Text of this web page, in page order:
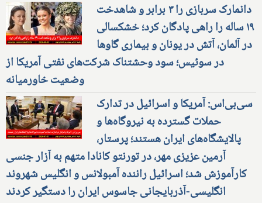
دانمارک سربازی را ۳ برابر و شاهدخت
۱۹ ساله را راهی پادگان کرد؛ خشکسالی
در آلمان، آتش در یونان و بیماری گاوها
در سوئیس؛ سود وحشتناک شرکت‌های نفتی آمریکا از
وضعیت خاورمیانه
سی‌بی‌اس: آمریکا و اسرائیل در تدارک
حملات گسترده به نیروگاه‌ها و
پالایشگاه‌های ایران هستند؛ پرستار،
آرمین عزیزی مهر، در تورنتو کانادا متهم به آزار جنسی
کارآموزش شد؛ اسرائیل راننده آمبولانس و انگلیس شهروند
انگلیسی-آذربایجانی جاسوس ایران را دستگیر کردند